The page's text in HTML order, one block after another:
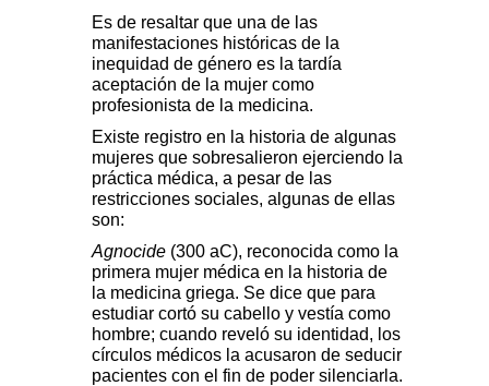
Es de resaltar que una de las
manifestaciones históricas de la
inequidad de género es la tardía
aceptación de la mujer como
profesionista de la medicina.
Existe registro en la historia de algunas
mujeres que sobresalieron ejerciendo la
práctica médica, a pesar de las
restricciones sociales, algunas de ellas
son:
Agnocide (300 aC), reconocida como la
primera mujer médica en la historia de
la medicina griega. Se dice que para
estudiar cortó su cabello y vestía como
hombre; cuando reveló su identidad, los
círculos médicos la acusaron de seducir
pacientes con el fin de poder silenciarla.